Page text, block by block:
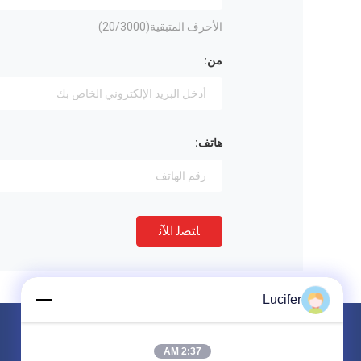
الأحرف المتبقية( 20/3000)
من:
هاتف:
ﺎﺘﺼﻟ ﺍﻶﻧ
Lucifer
2:37 AM